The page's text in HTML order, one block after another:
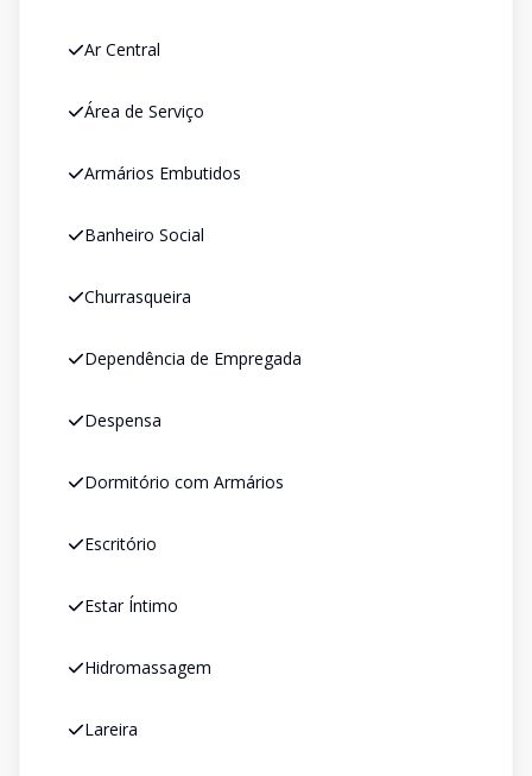
Ar Central
Área de Serviço
Armários Embutidos
Banheiro Social
Churrasqueira
Dependência de Empregada
Despensa
Dormitório com Armários
Escritório
Estar Íntimo
Hidromassagem
Lareira